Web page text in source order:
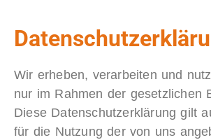
Wir erheben, verarbeiten und
nur im Rahmen der gesetzlichen
Diese Datenschutzerklärung gilt
für die Nutzung der von uns